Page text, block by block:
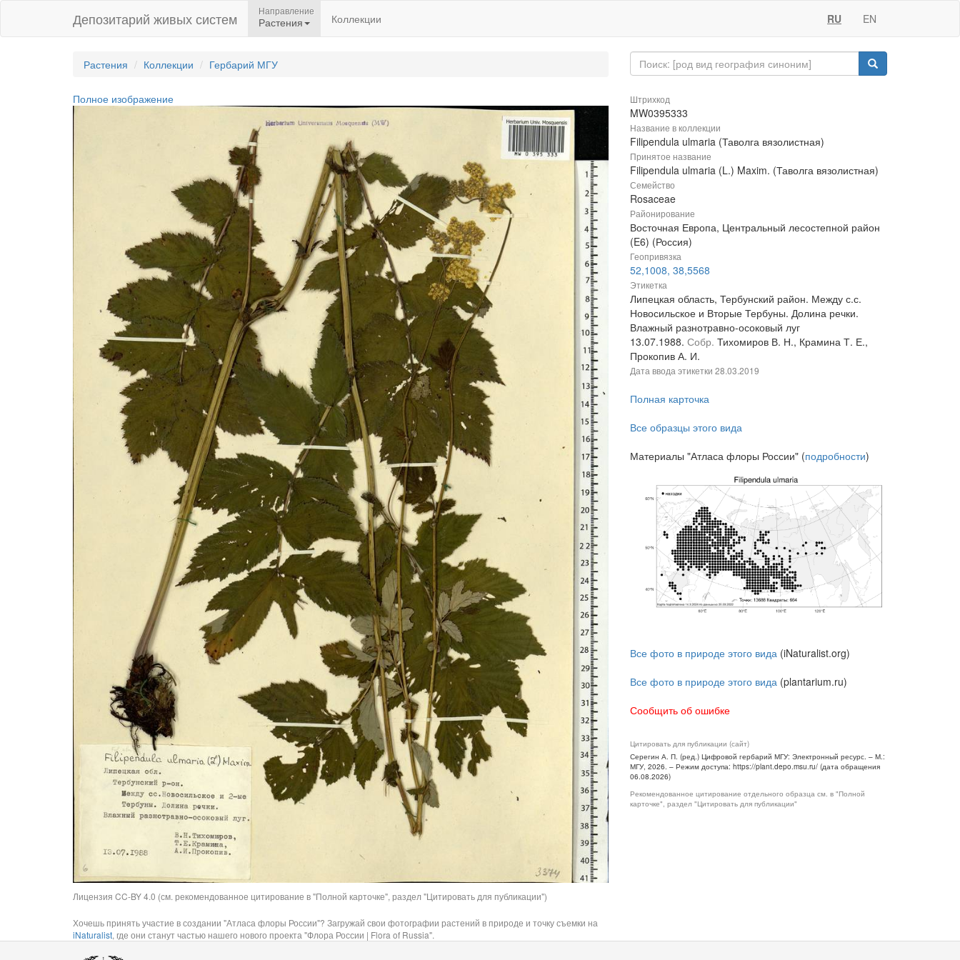
Депозитарий живых систем Направление
Растения Коллекции RU EN
Растения Коллекции Гербарий МГУ
Полное изображение
Лицензия CC-BY 4.0 (см. рекомендованное цитирование в "Полной карточке", раздел "Цитировать для публикации")
Хочешь принять участие в создании "Атласа флоры России"? Загружай свои фотографии растений в природе и точку съемки на
iNaturalist, где они станут частью нашего нового проекта "Флора России | Flora of Russia".
Штрихкод
MW0395333
Название в коллекции
Filipendula ulmaria (Таволга вязолистная)
Принятое название
Filipendula ulmaria (L.) Maxim. (Таволга вязолистная)
Семейство
Rosaceae
Районирование
Восточная Европа, Центральный лесостепной район
(E6) (Россия)
Геопривязка
52,1008, 38,5568
Этикетка
Липецкая область, Тербунский район. Между с.с.
Новосильское и Вторые Тербуны. Долина речки.
Влажный разнотравно-осоковый луг
13.07.1988. Собр. Тихомиров В. Н., Крамина Т. Е.,
Прокопив А. И.
Дата ввода этикетки 28.03.2019
Полная карточка
Все образцы этого вида
Материалы "Атласа флоры России" (подробности)
Все фото в природе этого вида (iNaturalist.org)
Все фото в природе этого вида (plantarium.ru)
Сообщить об ошибке
Цитировать для публикации (сайт)
Серегин А. П. (ред.) Цифровой гербарий МГУ: Электронный ресурс. – М.:
МГУ, 2026. – Режим доступа: https://plant.depo.msu.ru/ (дата обращения
06.08.2026)
Рекомендованное цитирование отдельного образца см. в "Полной
карточке", раздел "Цитировать для публикации"